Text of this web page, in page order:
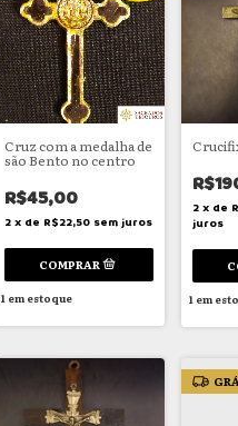
Cruz com a medalha de
são Bento no centro
R$45,00
2 x de R$22,50 sem juros
1em estoque
2 x de
juros
1em